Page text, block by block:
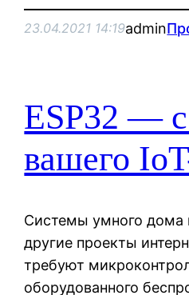
23.04.2021 14:19admin
ESP32 —
вашего
Системы умного дома
другие проекты
требуют
оборудованного